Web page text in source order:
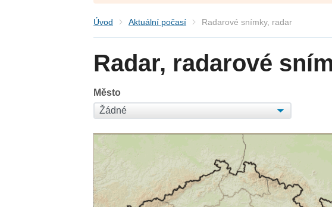
Úvod Aktuální počasí Radarové snímky, radar
Radar, radarové
Město